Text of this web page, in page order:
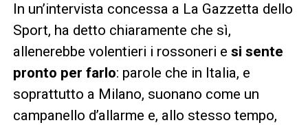
In un’intervista concessa a La Gazzetta dello
Sport, ha detto chiaramente che sì,
allenerebbe volentieri i rossoneri e si sente
pronto per farlo: parole che in Italia, e
soprattutto a Milano, suonano come un
campanello d’allarme e, allo stesso tempo,